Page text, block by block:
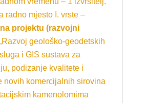
radno mjesto I. vrste –
projektu (razvojni
geološko-geodetskih
i GIS sustava za
podizanje kvalitete i
novih komercijalnih sirovina
kamenolomima